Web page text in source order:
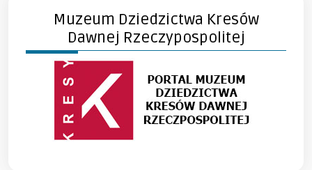
Muzeum Dziedzictwa Kresów
Dawnej Rzeczypospolitej